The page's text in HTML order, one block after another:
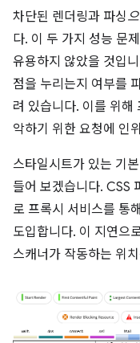
차단된 렌더링과 파싱
다. 이 두 가지 성능 문
유용하지 않았을 것입
점을 누리는지 여부를
려 있습니다. 이를 위해
악하기 위한 요청에 인
스타일시트가 있는 기
들어 보겠습니다. CSS
로 프록시 서비스를 통
도입합니다. 이 지연으
스캐너가 작동하는 위